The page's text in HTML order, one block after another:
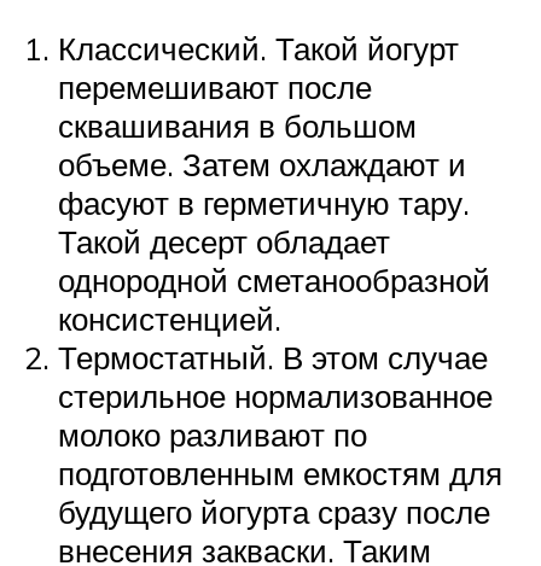
Классический. Такой йогурт
перемешивают после
сквашивания в большом
объеме. Затем охлаждают и
фасуют в герметичную тару.
Такой десерт обладает
однородной сметанообразной
консистенцией.
Термостатный. В этом случае
стерильное нормализованное
молоко разливают по
подготовленным емкостям для
будущего йогурта сразу после
внесения закваски. Таким